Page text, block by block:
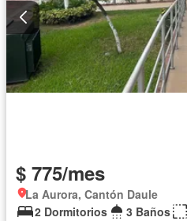
$ 775/mes
La Aurora, Cantón Daule
2 Dormitorios
3 Baños